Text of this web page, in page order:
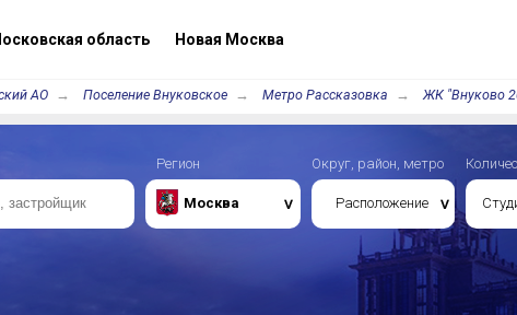
область Новая Москва
АО Поселение Внуковское Метро Рассказовка ЖК "Внуково
Регион
Москва
Округ, район, метро
Расположение